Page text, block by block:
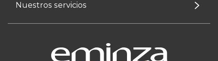
Nuestros servicios